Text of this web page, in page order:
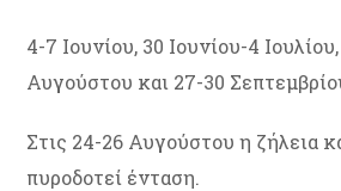
4-7 Ιουνίου, 30 Ιουνίου-4 Ιουλίου,
Αυγούστου και 27-30
Στις 24-26 Αυγούστου η ζήλεια
πυροδοτεί ένταση.